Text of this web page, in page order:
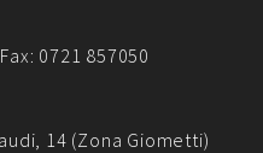
0721 857050
14 (Zona Giometti)